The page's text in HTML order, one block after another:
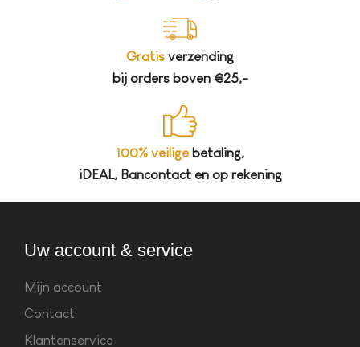
Gratis verzending
bij orders boven €25,-
100% veiligebetaling,
iDEAL, Bancontact en op rekening
Uw account & service
Mijn account
Contact
Klantenservice